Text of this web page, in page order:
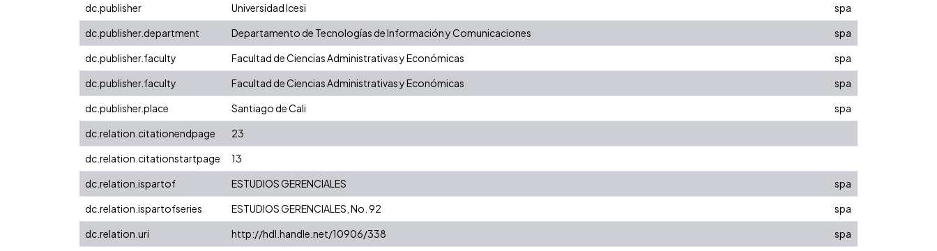
dc.publisher
Universidad Icesi
spa
dc.publisher.department
Departamento de Tecnologías de Información y Comunicaciones
spa
dc.publisher.faculty
Facultad de Ciencias Administrativas y Económicas
spa
dc.publisher.faculty
Facultad de Ciencias Administrativas y Económicas
spa
dc.publisher.place
Santiago de Cali
spa
dc.relation.citationendpage
23
dc.relation.citationstartpage
13
dc.relation.ispartof
ESTUDIOS GERENCIALES
spa
dc.relation.ispartofseries
ESTUDIOS GERENCIALES, No. 92
spa
dc.relation.uri
http://hdl.handle.net/10906/338 spa